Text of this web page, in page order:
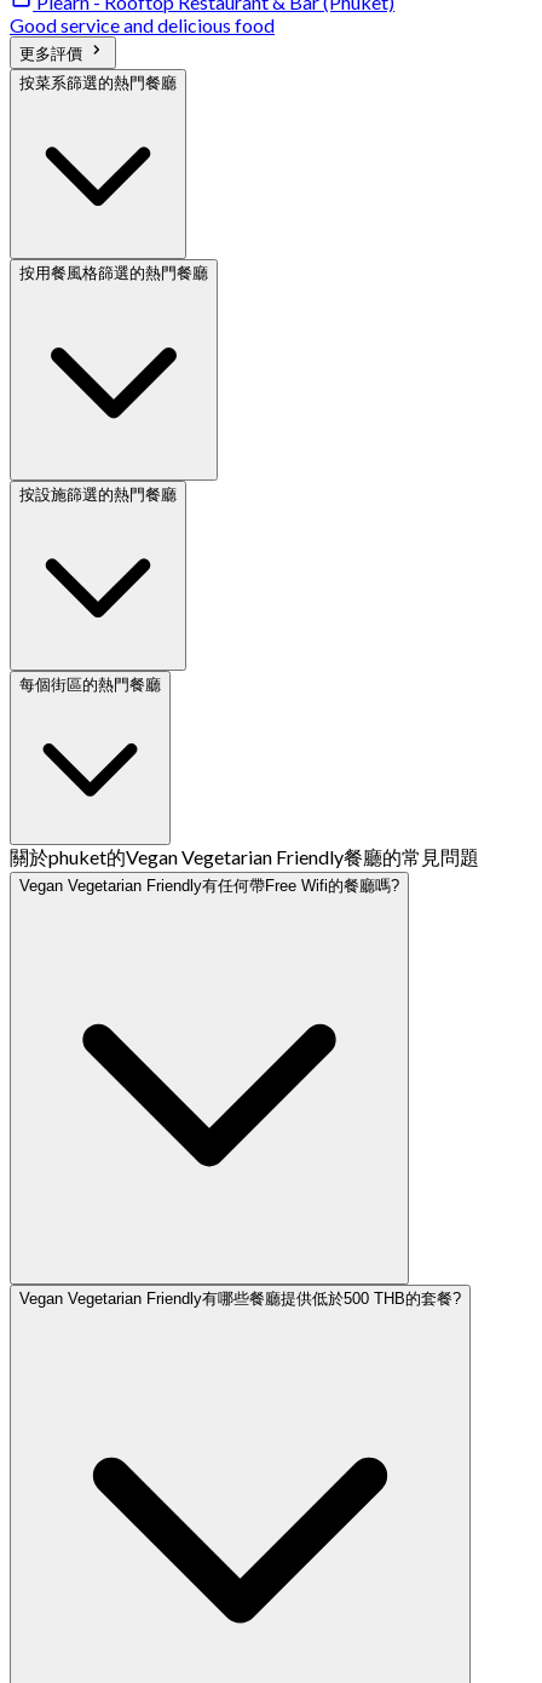
Good service and delicious food
更多評價
按菜系篩選的熱門餐廳
按用餐風格篩選的熱門餐廳
按設施篩選的熱門餐廳
每個街區的熱門餐廳
關於phuket的Vegan Vegetarian Friendly餐廳的常見問題
Vegan Vegetarian Friendly有任何帶Free Wifi的餐廳嗎?
Vegan Vegetarian Friendly有哪些餐廳提供低於500 THB的套餐?